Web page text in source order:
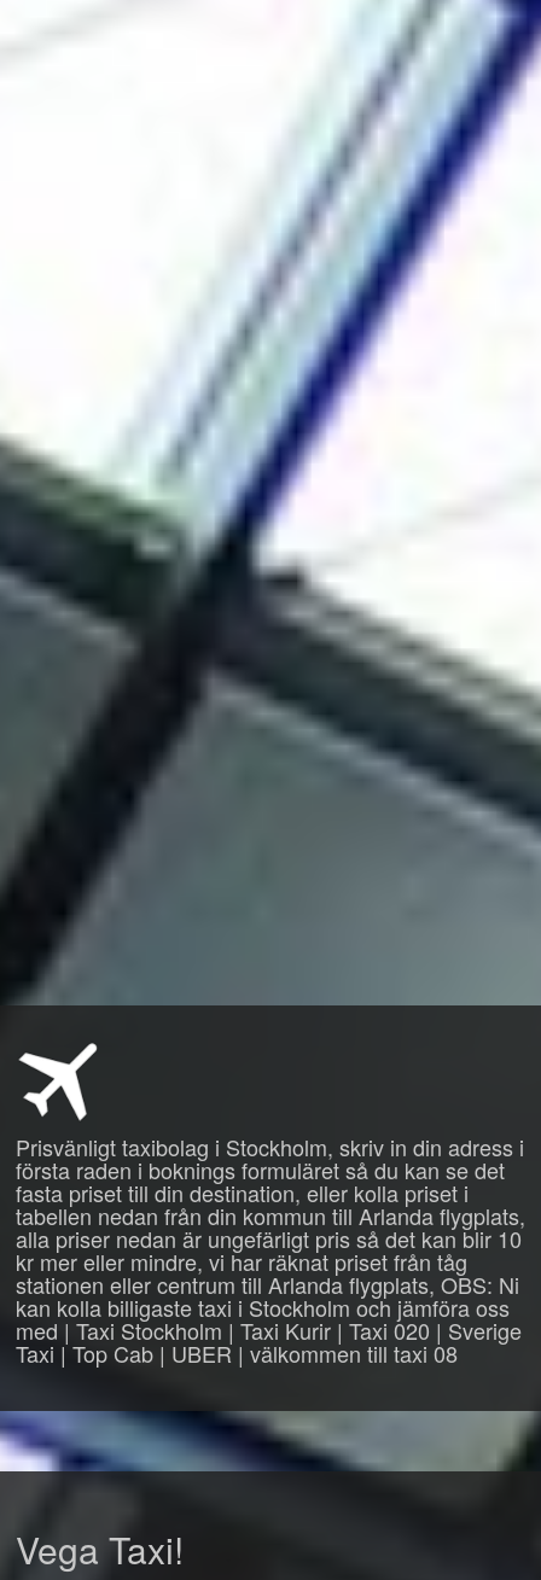
Prisvänligt taxibolag i Stockholm, skriv in din adress i
första raden i boknings formuläret så du kan se det
fasta priset till din destination, eller kolla priset i
tabellen nedan från din kommun till Arlanda flygplats,
alla priser nedan är ungefärligt pris så det kan blir 10
kr mer eller mindre, vi har räknat priset från tåg
stationen eller centrum till Arlanda flygplats, OBS: Ni
kan kolla billigaste taxi i Stockholm och jämföra oss
med | Taxi Stockholm | Taxi Kurir | Taxi 020 | Sverige
Taxi | Top Cab | UBER | välkommen till taxi 08
Vega Taxi!